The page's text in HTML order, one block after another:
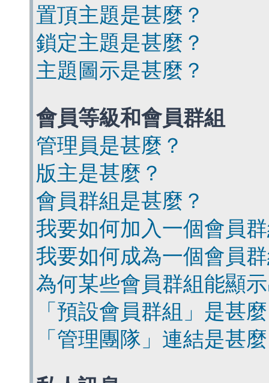
置頂主題是甚麼？
鎖定主題是甚麼？
主題圖示是甚麼？
會員等級和會員群組
管理員是甚麼？
版主是甚麼？
會員群組是甚麼？
我要如何加入一個會員
我要如何成為一個會員
為何某些會員群組能顯
「預設會員群組」是甚
「管理團隊」連結是甚